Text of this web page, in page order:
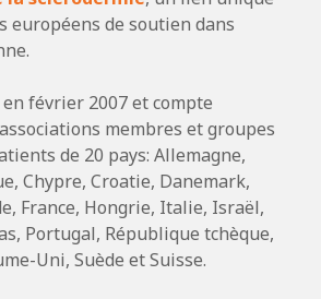
européens de soutien dans
février 2007 et compte
membres et groupes
de 20 pays: Allemagne,
Chypre, Croatie, Danemark,
France, Hongrie, Italie, Israël,
Portugal, République tchèque,
Uni, Suède et Suisse.